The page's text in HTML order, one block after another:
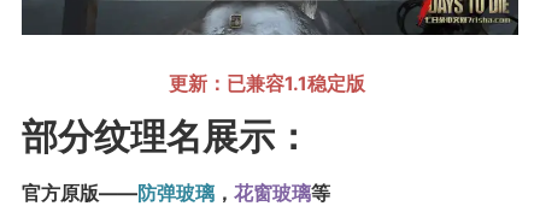
禁止发布联机可用的作弊模组，
作弊模组的发布规范近期收到一些信息
作弊模组在联机服务器使用,为了维护游
环境，中文网特此发布以下声明，规范
模组的发布行为：1. *...
更新：已兼容1.1稳定版
部分纹理名展示：
官方原版——防弹玻璃， 花窗玻璃等